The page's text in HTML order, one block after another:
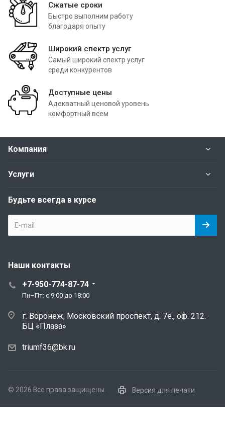
Сжатые сроки
Быстро выполним работу
благодаря опыту
Широкий спектр услуг
Самый широкий спектр услуг
среди конкурентов
Доступные цены
Адекватный ценовой уровень
комфортный всем
Компания
Услуги
Будьте всегда в курсе
Наши контакты
+7-950-774-87-74
Пн–Пт: с 9:00 до 18:00
г. Воронеж, Московский проспект, д. 7е., оф. 212.
БЦ «Плаза»
triumf36@bk.ru
© 2026 Все права защищены. Версия для печати